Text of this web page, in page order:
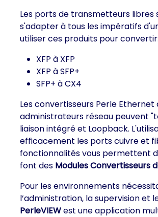
Les ports de transmetteurs libres
s'adapter à tous les impératifs
utiliser ces produits pour convertir:
XFP à XFP
XFP à SFP+
SFP+ à CX4
Les convertisseurs Perle
administrateurs réseau peuvent
liaison intégré et Loopback.
efficacement les ports cuivre et
fonctionnalités vous permettent
font des Modules Convertisseurs
Pour les environnements
l’administration, la supervision et
PerleVIEWest une application